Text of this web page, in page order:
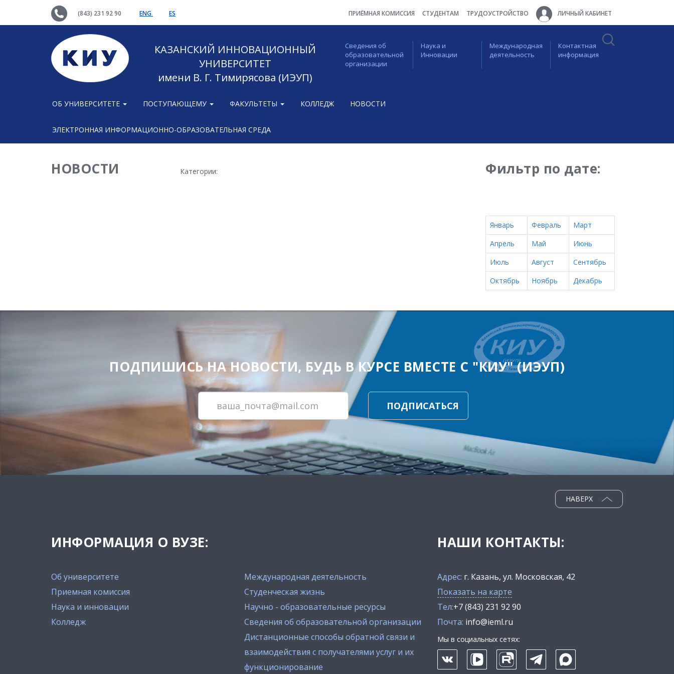
(843) 231 92 90 ENG ES ПРИЁМНАЯ КОМИССИЯ СТУДЕНТАМ ТРУДОУСТРОЙСТВО ЛИЧНЫЙ КАБИНЕТ
КАЗАНСКИЙ ИННОВАЦИОННЫЙ
УНИВЕРСИТЕТ
имени В. Г. Тимирясова (ИЭУП)
Сведения об
образовательной
организации
Наука и
Инновации
Международная
деятельность
Контактная
информация
ОБ УНИВЕРСИТЕТЕ ПОСТУПАЮЩЕМУ ФАКУЛЬТЕТЫ КОЛЛЕДЖ НОВОСТИ
ЭЛЕКТРОННАЯ ИНФОРМАЦИОННО-ОБРАЗОВАТЕЛЬНАЯ СРЕДА
НОВОСТИ Категории: Фильтр по дате:
Январь Февраль
Март
Апрель
Май
Июнь
Июль
Август
Сентябрь
Октябрь
Ноябрь Декабрь
ПОДПИШИСЬ НА НОВОСТИ, БУДЬ В КУРСЕ ВМЕСТЕ С "КИУ" (ИЭУП)
ПОДПИСАТЬСЯ
ИНФОРМАЦИЯ О ВУЗЕ:
Об университете
Приемная комиссия
Наука и инновации
Колледж
Международная деятельность
Студенческая жизнь
Научно - образовательные ресурсы
Сведения об образовательной организации
Дистанционные способы обратной связи и
взаимодействия с получателями услуг и их
функционирование
НАВЕРХ
НАШИ КОНТАКТЫ:
Адрес: г. Казань, ул. Московская, 42
Показать на карте
Тел:+7 (843) 231 92 90
Почта: info@ieml.ru
Мы в социальных сетях: